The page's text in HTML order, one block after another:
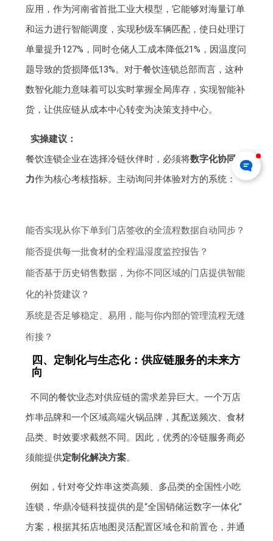
应用，作为河南省首批工业大模型，它能够对海量订单
和运力进行智能调度，实现秒级车辆匹配，使日处理订
单量提升127%，同时仓储人工成本降低21%，因温度问
题导致的货损降低13%。对于餐饮连锁总部而言，这种
数智化能力意味着可以实时掌握全局库存，实现智能补
货，让供应链从成本中心转变为决策支持中心。
实操建议：
餐饮连锁企业在选择冷链伙伴时，必须将数字化协同能
力作为核心考核指标。主动询问并体验对方的系统：
能否实现从你下单到门店签收的全流程数据自动同步？
能否提供每一批食材的全程温湿度监控报告？
能否基于历史销售数据，为你不同区域的门店提供智能
化的补货建议？
系统是否足够稳定、易用，能与你内部的管理流程无缝
衔接？
四、定制化与生态化：供应链服务的未来方
向
不同的餐饮业态对供应链的需求差异巨大。一个万店
炸串品牌和一个区域高端火锅品牌，其配送频次、食材
品类、时效要求截然不同。因此，优秀的冷链服务商必
须能提供定制化解决方案。
例如，针对夸父炸串这类高频、多品类的全国性小吃
连锁，华鼎冷链科技提供的是“全国销储运数字一体化”
方案，根据其拓店地图灵活配置区域仓和前置仓，并通